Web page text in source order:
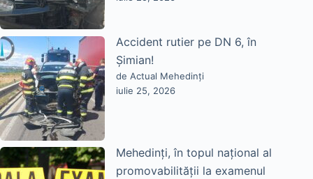
Accident rutier pe DN 6, în
Șimian!
de Actual Mehedinți
iulie 25, 2026
Mehedinți, în topul național al
promovabilității la examenul